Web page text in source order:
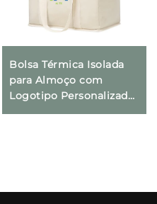
Bolsa Térmica Isolada
para Almoço com
Logotipo Personalizado,
Térmica, Dobrável, para